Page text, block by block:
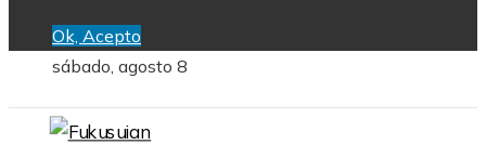
Ok, Acepto
sábado, agosto 8